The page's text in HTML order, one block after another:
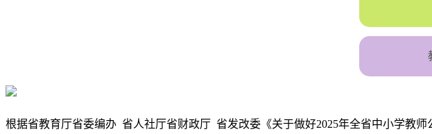
根据省教育厅省委编办 省人社厅省财政厅 省发改委《关于做好2025年全省中小学教